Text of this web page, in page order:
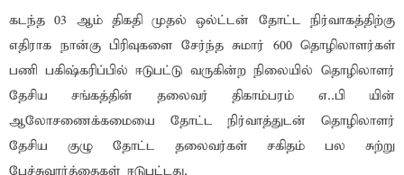
கடந்த 03 ஆம் திகதி முதல் ஒல்ட்டன் தோட்ட நிர்வாகத்திற்கு
எதிராக நான்கு பிரிவுகளை சேர்ந்த சுமார் 600 தொழிலாளர்கள்
பணி பகிஷ்கரிப்பில் ஈடுபட்டு வருகின்ற நிலையில் தொழிலாளர்
தேசிய சங்கத்தின் தலைவர் திகாம்பரம் எ..பி யின்
ஆலோசணைக்கமையை தோட்ட நிர்வாத்துடன் தொழிலாளர்
தேசிய குழு தோட்ட தலைவர்கள் சகிதம் பல சுற்று
பேச்சுவார்த்தைகள் ஈடுபட்டது.